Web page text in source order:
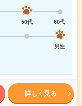
50代
60代
男性
詳しく見る